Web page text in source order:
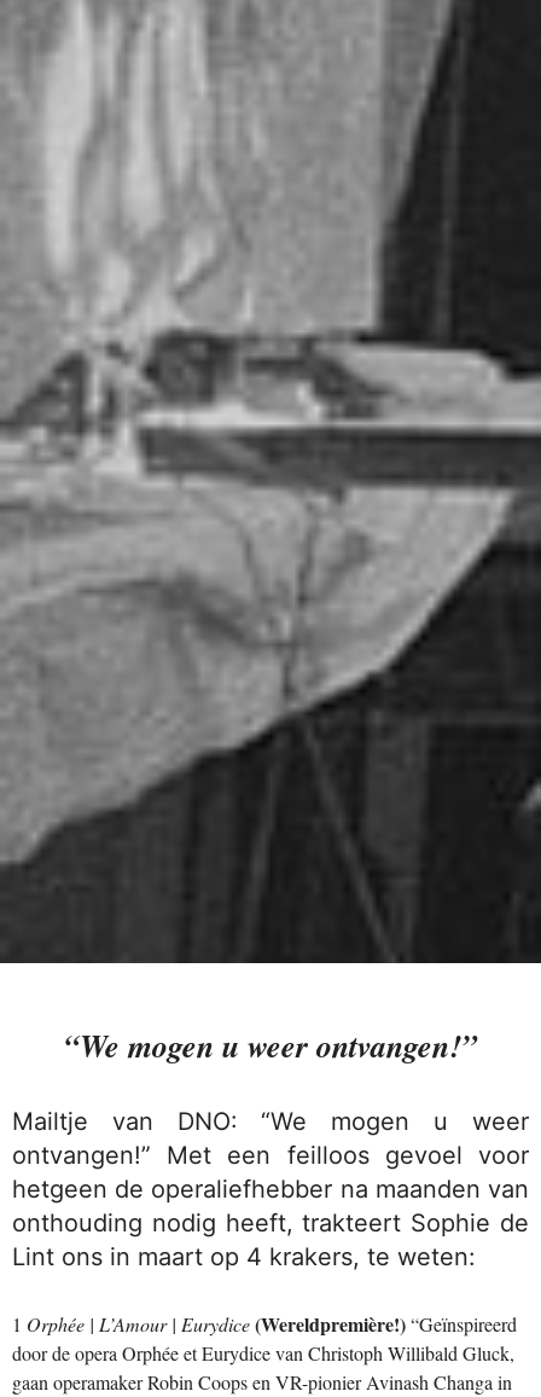
“We mogen u weer ontvangen!”
Mailtje van DNO: “We mogen u weer
ontvangen!” Met een feilloos gevoel voor
hetgeen de operaliefhebber na maanden van
onthouding nodig heeft, trakteert Sophie de
Lint ons in maart op 4 krakers, te weten:
1 Orphée | L’Amour | Eurydice(Wereldpremière!)“Geïnspireerd
door de opera Orphée et Eurydice van Christoph Willibald Gluck,
gaan operamaker Robin Coops en VR-pionier Avinash Changa in